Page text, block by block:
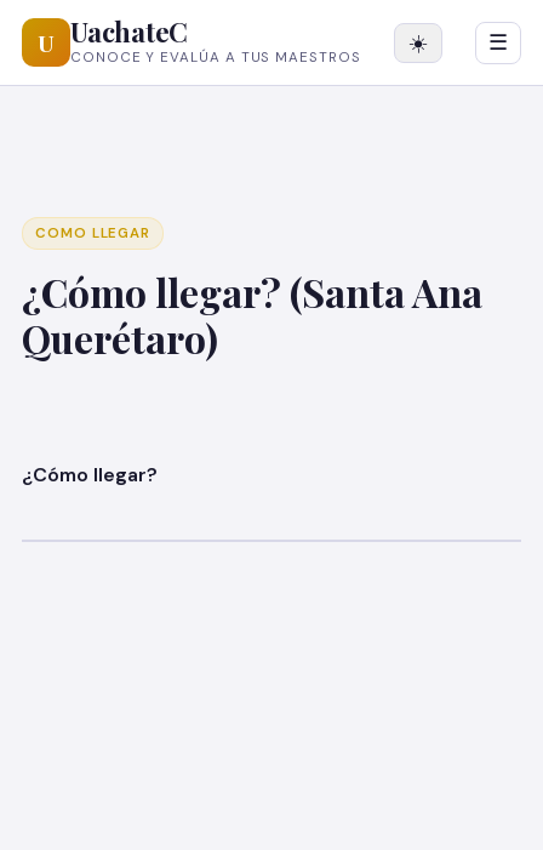
U UachateC
CONOCE Y EVALÚA A TUS MAESTROS
☀️ ☰
COMO LLEGAR
¿Cómo llegar? (Santa Ana
Querétaro)
¿Cómo llegar?